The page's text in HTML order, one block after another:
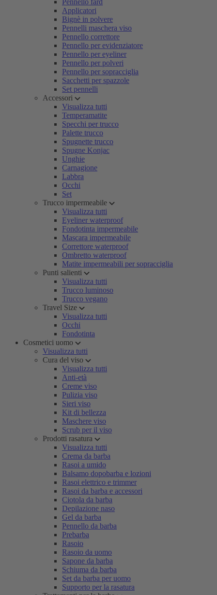
Pennello fard
Applicatori
Bignè in polvere
Pennelli maschera viso
Pennello correttore
Pennello per evidenziatore
Pennello per eyeliner
Pennello per polveri
Pennello per sopracciglia
Sacchetti per spazzole
Set pennelli
Accessori
Visualizza tutti
Temperamatite
Specchi per trucco
Palette trucco
Spugnette trucco
Spugne Konjac
Unghie
Carnagione
Labbra
Occhi
Set
Trucco impermeabile
Visualizza tutti
Eyeliner waterproof
Fondotinta impermeabile
Mascara impermeabile
Correttore waterproof
Ombretto waterproof
Matite impermeabili per sopracciglia
Punti salienti
Visualizza tutti
Trucco luminoso
Trucco vegano
Travel Size
Visualizza tutti
Occhi
Fondotinta
Cosmetici uomo
Visualizza tutti
Cura del viso
Visualizza tutti
Anti-età
Creme viso
Pulizia viso
Sieri viso
Kit di bellezza
Maschere viso
Scrub per il viso
Prodotti rasatura
Visualizza tutti
Crema da barba
Rasoi a umido
Balsamo dopobarba e lozioni
Rasoi elettrico e trimmer
Rasoi da barba e accessori
Ciotola da barba
Depilazione naso
Gel da barba
Pennello da barba
Prebarba
Rasoio
Rasoio da uomo
Sapone da barba
Schiuma da barba
Set da barba per uomo
Supporto per la rasatura